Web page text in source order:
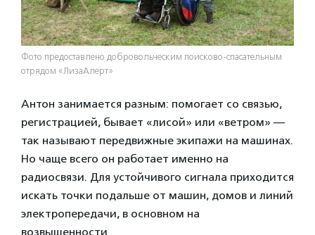
Фото предоставлено добровольческим поисково-спасательным
отрядом «ЛизаАлерт»
Антон занимается разным: помогает со связью,
регистрацией, бывает «лисой» или «ветром» —
так называют передвижные экипажи на машинах.
Но чаще всего он работает именно на
радиосвязи. Для устойчивого сигнала приходится
искать точки подальше от машин, домов и линий
электропередачи, в основном на
возвышенности.